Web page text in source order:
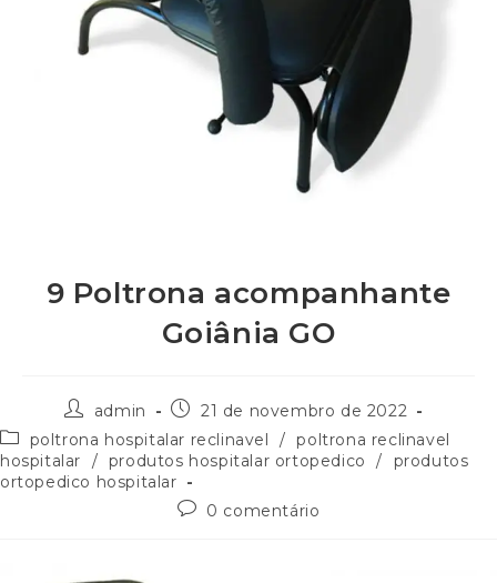
9 Poltrona acompanhante
Goiânia GO
admin
21 de novembro de 2022
poltrona hospitalar reclinavel
/ poltrona reclinavel
hospitalar
/ produtos hospitalar ortopedico /
produtos
ortopedico hospitalar
0 comentário